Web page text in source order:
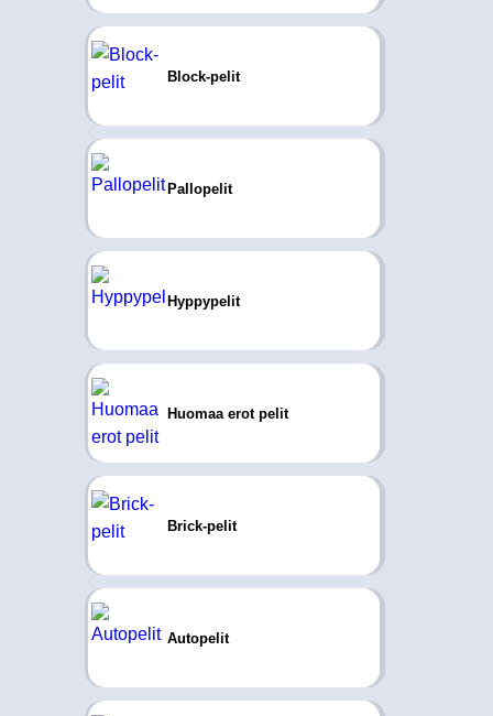
Block-pelit
Pallopelit
Hyppypelit
Huomaa erot pelit
Brick-pelit
Autopelit